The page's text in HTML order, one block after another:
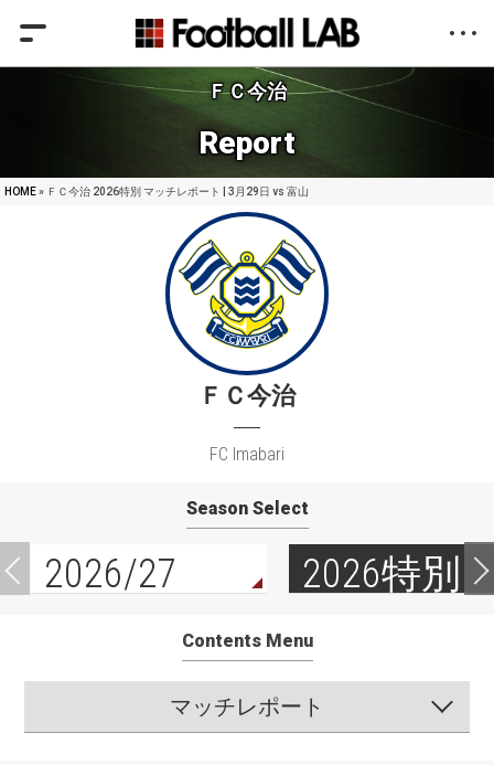
ＦＣ今治
Report
HOME» ＦＣ今治 2026特別 マッチレポート | 3月29日 vs 富山
ＦＣ今治
FC Imabari
Season Select
2026/27 2026特別
Contents Menu
マッチレポート